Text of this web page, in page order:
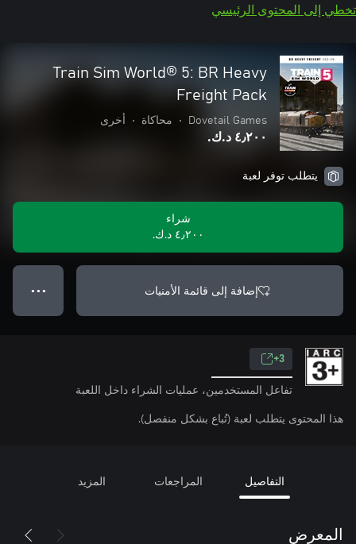
تخطي إلى المحتوى الرئيسي
Train Sim World® 5: BR Heavy
Freight Pack
Dovetail Games
• محاكاة • أخرى
٤٫٢٠٠ د.ك.‏
يتطلب توفر لعبة
شراء
٤٫٢٠٠ د.ك.‏
إضافة إلى قائمة الأمنيات ● ● ●
3+
تفاعل المستخدمين، عمليات الشراء داخل اللعبة
هذا المحتوى يتطلب لعبة (تُباع بشكل منفصل).
التفاصيل المراجعات المزيد
المعرض